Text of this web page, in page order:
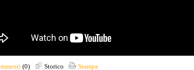
(0) Storico Stampa